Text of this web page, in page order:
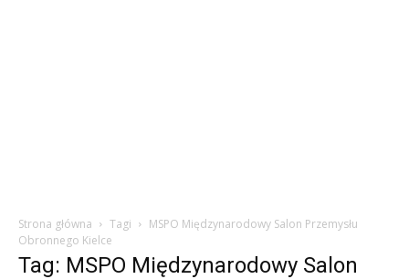
Strona główna Tagi
MSPO Międzynarodowy Salon Przemysłu
Obronnego Kielce
Tag: MSPO Międzynarodowy Salon